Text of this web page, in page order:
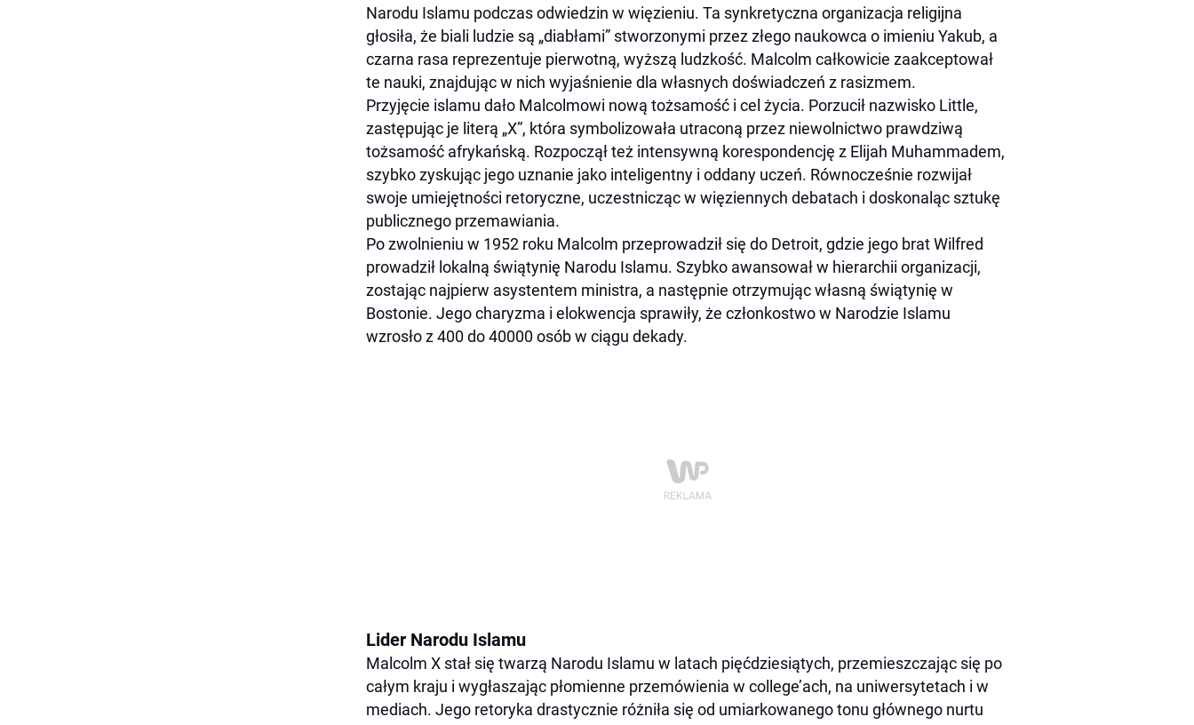
Narodu Islamu podczas odwiedzin w więzieniu. Ta synkretyczna organizacja religijna
głosiła, że biali ludzie są „diabłami” stworzonymi przez złego naukowca o imieniu Yakub, a
czarna rasa reprezentuje pierwotną, wyższą ludzkość. Malcolm całkowicie zaakceptował
te nauki, znajdując w nich wyjaśnienie dla własnych doświadczeń z rasizmem.
Przyjęcie islamu dało Malcolmowi nową tożsamość i cel życia. Porzucił nazwisko Little,
zastępując je literą „X”, która symbolizowała utraconą przez niewolnictwo prawdziwą
tożsamość afrykańską. Rozpoczął też intensywną korespondencję z Elijah Muhammadem,
szybko zyskując jego uznanie jako inteligentny i oddany uczeń. Równocześnie rozwijał
swoje umiejętności retoryczne, uczestnicząc w więziennych debatach i doskonaląc sztukę
publicznego przemawiania.
Po zwolnieniu w 1952 roku Malcolm przeprowadził się do Detroit, gdzie jego brat Wilfred
prowadził lokalną świątynię Narodu Islamu. Szybko awansował w hierarchii organizacji,
zostając najpierw asystentem ministra, a następnie otrzymując własną świątynię w
Bostonie. Jego charyzma i elokwencja sprawiły, że członkostwo w Narodzie Islamu
wzrosło z 400 do 40000 osób w ciągu dekady.
Lider Narodu Islamu
Malcolm X stał się twarzą Narodu Islamu w latach pięćdziesiątych, przemieszczając się po
całym kraju i wygłaszając płomienne przemówienia w college’ach, na uniwersytetach i w
mediach. Jego retoryka drastycznie różniła się od umiarkowanego tonu głównego nurtu